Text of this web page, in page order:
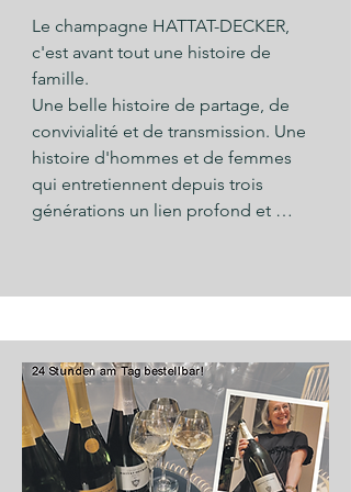
www.champagner-kaufen.com, elle
vous dira tout sur le champagne.
D'où viennent les bulles ? Comment
se déroule la fabrication ? Que
signifie le dosage ? Quels cépages
?...Que ce soit avec Valérie dans le
magasin du domaine à Neufahrn
près de Schäftlarn, chez vous, dans
goûter, d'apprécier et de partager
Le champagne HATTAT-DECKER,
c'est avant tout une histoire de
famille.
Une belle histoire de partage, de
convivialité et de transmission. Une
histoire d'hommes et de femmes
qui entretiennent depuis trois
générations un lien profond et
Aujourd'hui le domaine est dirigé
par la belle-fille et champenoise de
coeur Valérie Hattat-Decker, qui
propose le champagne Hattat-
Decker dans la plus pure tradition
familiale. Elle importe le champagne